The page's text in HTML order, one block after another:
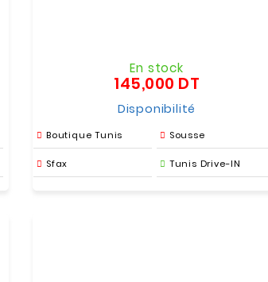
En stock
145,000 DT
Disponibilité
Boutique Tunis Sousse
Sfax Tunis Drive-IN